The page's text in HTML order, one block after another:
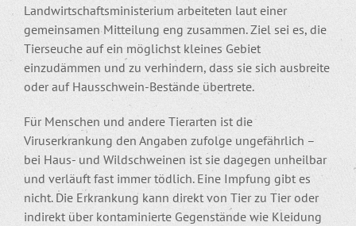
Landwirtschaftsministerium arbeiteten laut einer
gemeinsamen Mitteilung eng zusammen. Ziel sei es, die
Tierseuche auf ein möglichst kleines Gebiet
einzudämmen und zu verhindern, dass sie sich ausbreite
oder auf Hausschwein-Bestände übertrete.
Für Menschen und andere Tierarten ist die
Viruserkrankung den Angaben zufolge ungefährlich –
bei Haus- und Wildschweinen ist sie dagegen unheilbar
und verläuft fast immer tödlich. Eine Impfung gibt es
nicht. Die Erkrankung kann direkt von Tier zu Tier oder
indirekt über kontaminierte Gegenstände wie Kleidung